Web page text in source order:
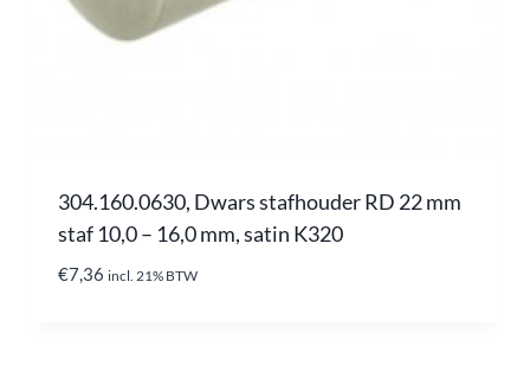
304.160.0630, Dwars stafhouder RD 22 mm
staf 10,0 – 16,0 mm, satin K320
€7,36 incl. 21% BTW